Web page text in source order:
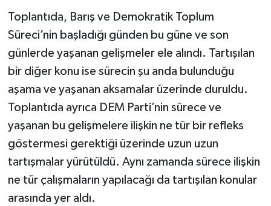
Toplantıda, Barış ve Demokratik Toplum
Süreci’nin başladığı günden bu güne ve son
günlerde yaşanan gelişmeler ele alındı. Tartışılan
bir diğer konu ise sürecin şu anda bulunduğu
aşama ve yaşanan aksamalar üzerinde duruldu.
Toplantıda ayrıca DEM Parti’nin sürece ve
yaşanan bu gelişmelere ilişkin ne tür bir refleks
göstermesi gerektiği üzerinde uzun uzun
tartışmalar yürütüldü. Aynı zamanda sürece ilişkin
ne tür çalışmaların yapılacağı da tartışılan konular
arasında yer aldı.